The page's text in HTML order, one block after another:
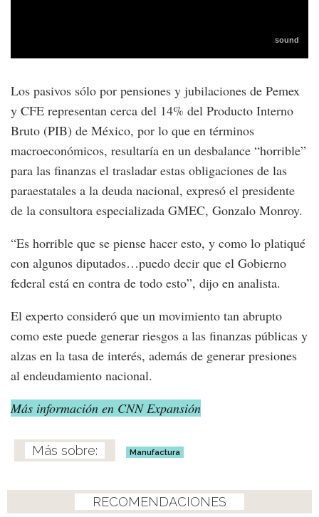
Los pasivos sólo por pensiones y jubilaciones de Pemex
y CFE representan cerca del 14% del Producto Interno
Bruto (PIB) de México, por lo que en términos
macroeconómicos, resultaría en un desbalance “horrible”
para las finanzas el trasladar estas obligaciones de las
paraestatales a la deuda nacional, expresó el presidente
de la consultora especializada GMEC, Gonzalo Monroy.
“Es horrible que se piense hacer esto, y como lo platiqué
con algunos diputados…puedo decir que el Gobierno
federal está en contra de todo esto”, dijo en analista.
El experto consideró que un movimiento tan abrupto
como este puede generar riesgos a las finanzas públicas y
alzas en la tasa de interés, además de generar presiones
al endeudamiento nacional.
Más información en CNN Expansión
Manufactura
RECOMENDACIONES